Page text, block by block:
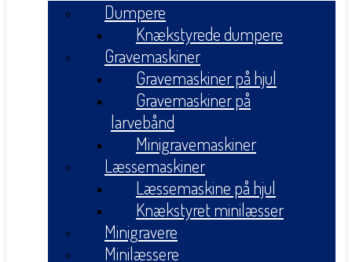
Dumpere
Knækstyrede dumpere
Gravemaskiner
Gravemaskiner på hjul
Gravemaskiner på
larvebånd
Minigravemaskiner
Læssemaskiner
Læssemaskine på hjul
Knækstyret minilæsser
Minigravere
Minilæssere